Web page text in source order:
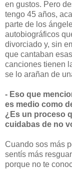
en gustos. Pero
tengo 45 años,
parte de los
autobiográficos
divorciado y, sin
que cantaban
canciones tienen
se lo arañan de
- Eso que
es medio como
¿Es un proceso
cuidabas de no
Cuando sos más
sentís más
porque no te